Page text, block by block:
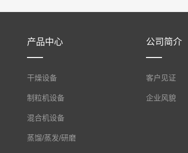
产品中心
干燥设备
制粒机设备
混合机设备
蒸馏/蒸发/研磨
公司简介
客户见证
企业风貌